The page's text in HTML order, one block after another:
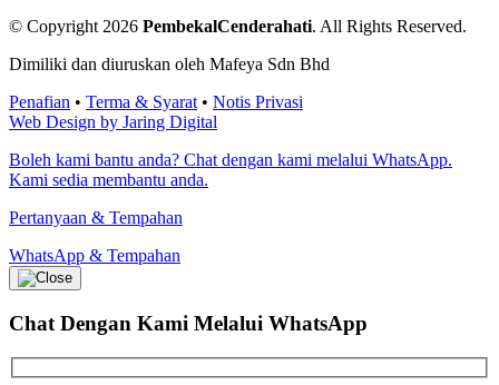
© Copyright 2026 PembekalCenderahati. All Rights Reserved.
Dimiliki dan diuruskan oleh Mafeya Sdn Bhd
Penafian • Terma & Syarat • Notis Privasi
Web Design by Jaring Digital
Boleh kami bantu anda? Chat dengan kami melalui WhatsApp.
Kami sedia membantu anda.
Pertanyaan & Tempahan
WhatsApp & Tempahan
Chat Dengan Kami Melalui WhatsApp